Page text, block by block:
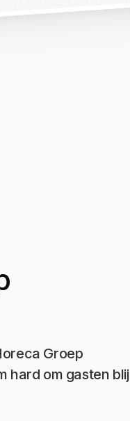
Groep
hard om gasten blij